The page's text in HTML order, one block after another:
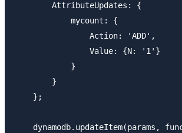
        AttributeUpdates: {
            mycount: {
                Action: 'ADD',
                Value: {N: '1'}
            }
        }
    };
dynamodb.updateItem(params,